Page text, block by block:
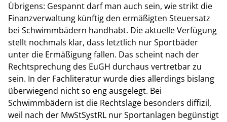
Übrigens: Gespannt darf man auch sein, wie strikt die
Finanzverwaltung künftig den ermäßigten Steuersatz
bei Schwimmbädern handhabt. Die aktuelle Verfügung
stellt nochmals klar, dass letztlich nur Sportbäder
unter die Ermäßigung fallen. Das scheint nach der
Rechtsprechung des EuGH durchaus vertretbar zu
sein. In der Fachliteratur wurde dies allerdings bislang
überwiegend nicht so eng ausgelegt. Bei
Schwimmbädern ist die Rechtslage besonders diffizil,
weil nach der MwStSystRL nur Sportanlagen begünstigt